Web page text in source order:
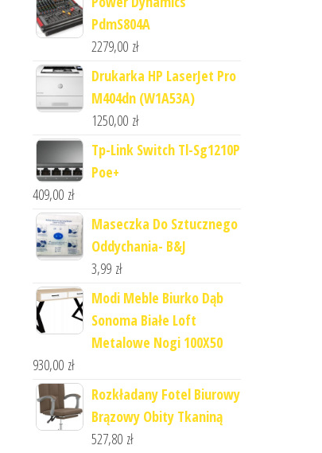
PdmS804A
2279,00 zł
Drukarka HP LaserJet Pro
M404dn (W1A53A)
1250,00 zł
Tp-Link Switch Tl-Sg1210P
Poe+
409,00 zł
Maseczka Do Sztucznego
Oddychania- B&J
3,99 zł
Modi Meble Biurko Dąb
Sonoma Białe Loft
Metalowe Nogi 100X50
930,00 zł
Rozkładany Fotel Biurowy
Brązowy Obity Tkaniną
527,80 zł